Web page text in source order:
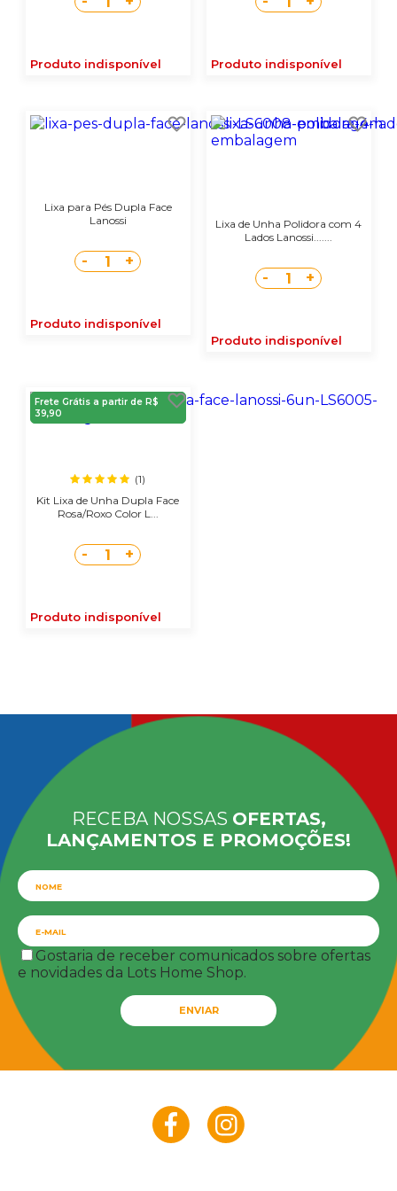
Produto indisponível Produto indisponível
Lixa para Pés Dupla Face
Lanossi
- 1 +
Produto indisponível
Lixa de Unha Polidora com 4
Lados Lanossi.......
- 1 +
Produto indisponível
Frete Grátis a partir de R$
39,90
(1)
Kit Lixa de Unha Dupla Face
Rosa/Roxo Color L...
- 1 +
Produto indisponível
RECEBA NOSSAS OFERTAS,
LANÇAMENTOS E PROMOÇÕES!
Gostaria de receber comunicados sobre ofertas
e novidades da Lots Home Shop.
ENVIAR